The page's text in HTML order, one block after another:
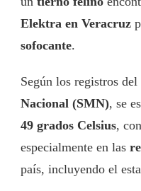
Elektra en Veracruz
sofocante.
Según los registros del
Nacional (SMN), se
49 grados Celsius,
especialmente en las
país, incluyendo el